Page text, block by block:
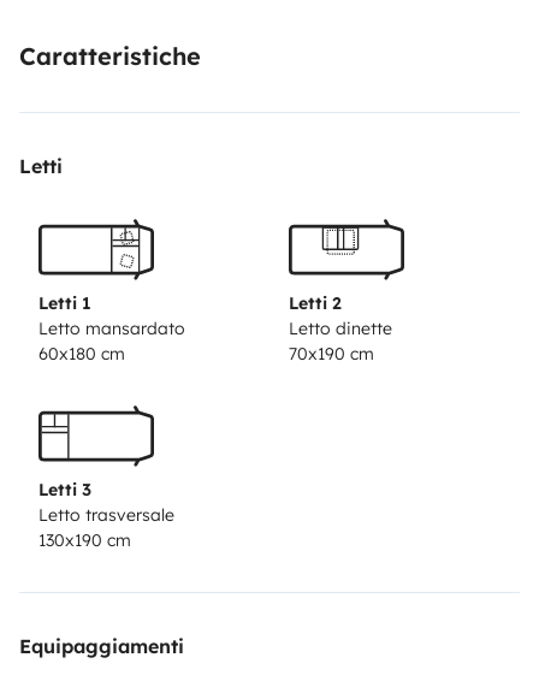
Cassette Toilet - Autoterm 4k planar heater
(3000W power inverter with 6000W peak)
300 Ah battery (prolonged autonomy) - Outdoor table
- Level Up Ramps
- Mosquito net on
windows
- 220V extension cable
for camping of 30 meters, with its respective connector
- Sensors and rear view camera - Cruise control
vehicle, with all the security measures and comforts
available. Revisions in official house and maintenance
in force.
Caratteristiche
Letti
Letti 1
Letto mansardato
60x180 cm
Letti 2
Letto dinette
70x190 cm
Letti 3
Letto trasversale
130x190 cm
Equipaggiamenti